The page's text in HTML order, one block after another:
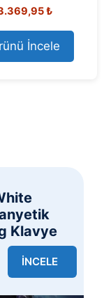
4.77
out of 5
₺
İncele
Klavye
İNCELE